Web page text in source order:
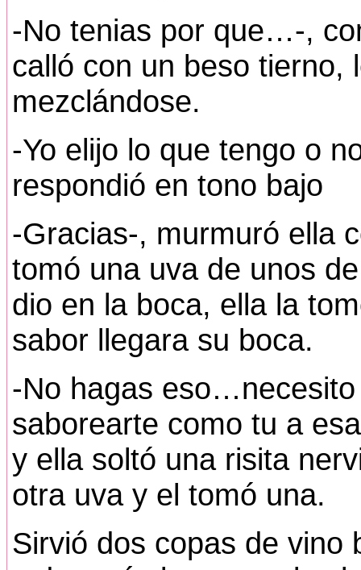
-No tenias por que…-,
calló con un beso tierno,
mezclándose.
-Yo elijo lo que tengo o
respondió en tono bajo
-Gracias-, murmuró ella
tomó una uva de unos
dio en la boca, ella la
sabor llegara su boca.
-No hagas
saborearte como tu a
y ella soltó una risita
otra uva y el tomó una.
Sirvió dos copas de vino